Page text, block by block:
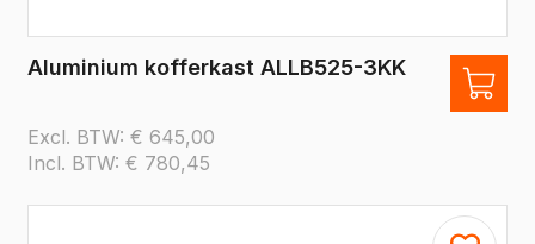
Aluminium kofferkast ALLB525-3KK
Excl. BTW: € 645,00
Incl. BTW: € 780,45